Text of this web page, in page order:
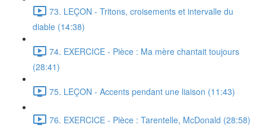
73. LEÇON - Tritons, croisements et intervalle du
diable (14:38)
74. EXERCICE - Pièce : Ma mère chantait toujours
(28:41)
75. LEÇON - Accents pendant une liaison (11:43)
76. EXERCICE - Pièce : Tarentelle, McDonald (28:58)